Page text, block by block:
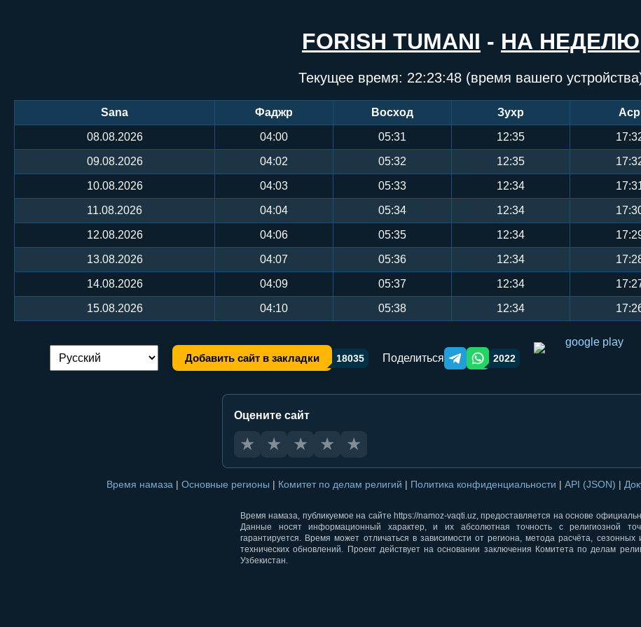
FORISH TUMANI - НА НЕДЕЛЮ
Текущее время: 22:23:48(время вашего
Sana Фаджр Восход Зухр Аср
08.08.2026 04:00 05:31 12:35
09.08.2026 04:02 05:32 12:35
10.08.2026 04:03 05:33 12:34
11.08.2026 04:04 05:34 12:34
12.08.2026 04:06 05:35 12:34
13.08.2026 04:07 05:36 12:34
14.08.2026 04:09 05:37 12:34
15.08.2026 04:10 05:38 12:34
Переключение языка: Добавить сайт в закладки 18035 Поделиться Telegram orqali ulashish
WhatsApp orqali ulashish
2022
Оцените сайт
★ ★ ★ ★ ★
Время намаза | Основные регионы | Комитет по делам религий | Политика конфиденциальности | API (JSON) |
Время намаза, публикуемое на сайте https://namoz-vaqti.uz, предоставляется на основе
Данные носят информационный характер, и их абсолютная точность с религиозной
гарантируется. Время может отличаться в зависимости от региона, метода расчёта, сезонных
технических обновлений. Проект действует на основании заключения Комитета по делам
Узбекистан.